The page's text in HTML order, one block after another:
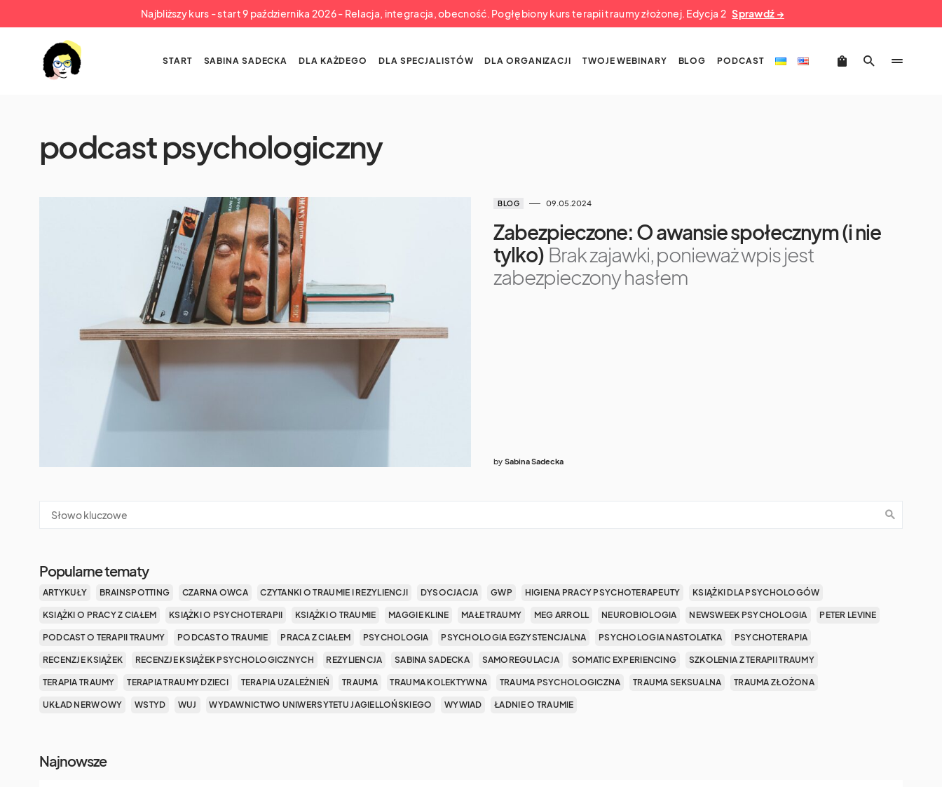
Najbliższy kurs - start 9 października 2026 - Relacja, integracja, obecność. Pogłębiony kurs terapii traumy złożonej. Edycja 2 Sprawdź →
START SABINA SADECKA DLA KAŻDEGO DLA SPECJALISTÓW DLA ORGANIZACJI TWOJE WEBINARY BLOG PODCAST
podcast psychologiczny
BLOG 09.05.2024
Zabezpieczone: O awansie społecznym (i nie
tylko) Brak zajawki, ponieważ wpis jest
zabezpieczony hasłem
by Sabina Sadecka
Popularne tematy
ARTYKUŁY BRAINSPOTTING CZARNA OWCA CZYTANKI O TRAUMIE I REZYLIENCJI DYSOCJACJA GWP HIGIENA PRACY PSYCHOTERAPEUTY KSIĄŻKI DLA PSYCHOLOGÓW
KSIĄŻKI O PRACY Z CIAŁEM KSIĄŻKI O PSYCHOTERAPII KSIĄŻKI O TRAUMIE MAGGIE KLINE MAŁE TRAUMY MEG ARROLL NEUROBIOLOGIA NEWSWEEK PSYCHOLOGIA PETER LEVINE
PODCAST O TERAPII TRAUMY PODCAST O TRAUMIE PRACA Z CIAŁEM PSYCHOLOGIA PSYCHOLOGIA EGZYSTENCJALNA PSYCHOLOGIA NASTOLATKA PSYCHOTERAPIA
RECENZJE KSIĄŻEK RECENZJE KSIĄŻEK PSYCHOLOGICZNYCH REZYLIENCJA SABINA SADECKA SAMOREGULACJA SOMATIC EXPERIENCING SZKOLENIA Z TERAPII TRAUMY
TERAPIA TRAUMY TERAPIA TRAUMY DZIECI TERAPIA UZALEŻNIEŃ TRAUMA TRAUMA KOLEKTYWNA TRAUMA PSYCHOLOGICZNA TRAUMA SEKSUALNA TRAUMA ZŁOŻONA
UKŁAD NERWOWY WSTYD WUJ WYDAWNICTWO UNIWERSYTETU JAGIELLOŃSKIEGO WYWIAD ŁADNIE O TRAUMIE
Najnowsze